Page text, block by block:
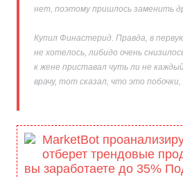
нет, поэтому пришлось заменить
Купил Финастерид. Правда, в
не хотелось, либидо очень
к жене приставал чуть ли не
врачу, тот сказал, что это
MarketBot
отберет трендовые
вы заработаете до 35%